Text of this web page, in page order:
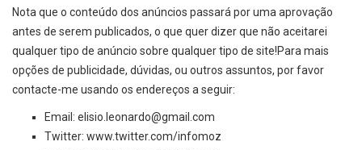
Nota que o conteúdo dos anúncios passará por uma aprovação
antes de serem publicados, o que quer dizer que não aceitarei
qualquer tipo de anúncio sobre qualquer tipo de site!Para mais
opções de publicidade, dúvidas, ou outros assuntos, por favor
contacte-me usando os endereços a seguir:
Email: elisio.leonardo@gmail.com
Twitter: www.twitter.com/infomoz